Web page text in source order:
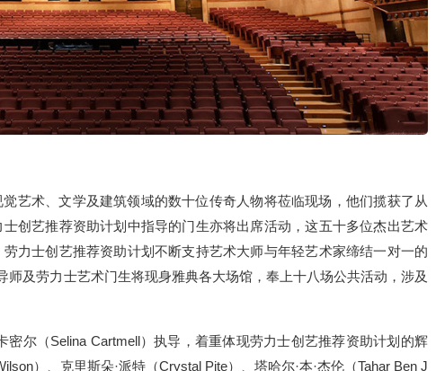
艺术、文学及建筑领域的数十位传奇人物将莅临现场，他们揽获了从
创艺推荐资助计划中指导的门生亦将出席活动，这五十多位杰出艺术
力士创艺推荐资助计划不断支持艺术大师与年轻艺术家缔结一对一的
及劳力士艺术门生将现身雅典各大场馆，奉上十八场公共活动，涉及
密尔（Selina Cartmell）执导，着重体现劳力士创艺推荐资助计划的辉
）、克里斯朵·派特（Crystal Pite）、塔哈尔·本·杰伦（Tahar Ben J